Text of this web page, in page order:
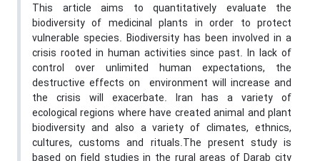
This article aims to quantitatively evaluate the
biodiversity of medicinal plants in order to protect
vulnerable species. Biodiversity has been involved in a
crisis rooted in human activities since past. In lack of
control over unlimited human expectations, the
destructive effects on environment will increase and
the crisis will exacerbate. Iran has a variety of
ecological regions where have created animal and plant
biodiversity and also a variety of climates, ethnics,
cultures, customs and rituals.The present study is